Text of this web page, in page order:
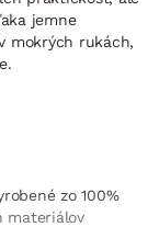
jemne
mokrých rukách,
zo 100%
materiálov